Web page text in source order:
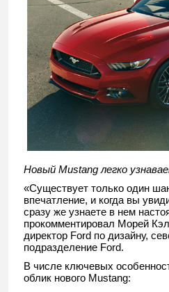
Новый Mustang легко
«Существует только один
впечатление, и когда вы
сразу же узнаете в нем
прокомментировал Морей
директор Ford по дизайну,
подразделение Ford.
В числе ключевых
облик нового Mustang: